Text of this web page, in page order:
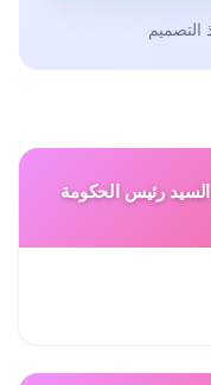
رئيس الحكومة